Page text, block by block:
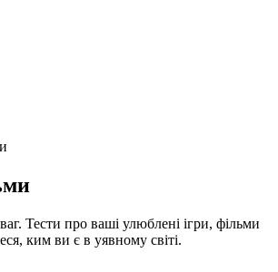
Тести про ваші улюблені ігри, фільми
ким ви є в уявному світі.